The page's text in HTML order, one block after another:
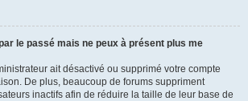
le passé mais ne peux à présent plus me
ait désactivé ou supprimé votre compte
De plus, beaucoup de forums suppriment
inactifs afin de réduire la taille de leur base de